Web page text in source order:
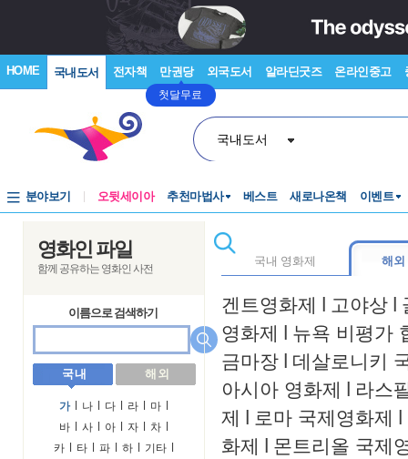
HOME 국내도서 전자책 만권당
첫달무료
외국도서 알라딘굿즈 온라인중고
국내도서
분야보기 오뒷세이아 추천마법사 베스트 새로나온책 이벤트
영화인 파일
함께 공유하는 영화인 사전
이름으로 검색하기
국 내 해 외
가 l 나 l 다 l 라 l 마 l
바 l 사 l 아 l 자 l 차 l
카 l 타 l 파 l 하 l 기타 l
국내 영화제 해
겐트영화제 l 고야상 l
영화제 l 뉴욕 비평가
금마장 l 데살로니키
아시아 영화제 l 라스
제 l 로마 국제영화제 l
화제 l 몬트리올 국제